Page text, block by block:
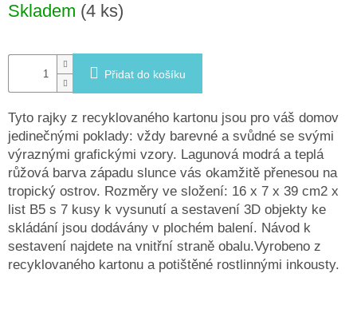
cena:
Skladem (4 ks)
Přidat do košíku
Tyto rajky z recyklovaného kartonu jsou pro váš domov
jedinečnými poklady: vždy barevné a svůdné se svými
výraznými grafickými vzory. Lagunová modrá a teplá
růžová barva západu slunce vás okamžitě přenesou na
tropický ostrov. Rozměry ve složení: 16 x 7 x 39 cm2 x
list B5 s 7 kusy k vysunutí a sestavení 3D objekty ke
skládání jsou dodávány v plochém balení. Návod k
sestavení najdete na vnitřní straně obalu.Vyrobeno z
recyklovaného kartonu a potištěné rostlinnými inkousty.